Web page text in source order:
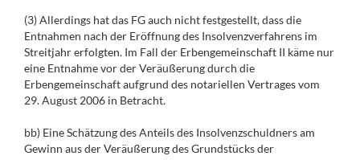
(3) Allerdings hat das FG auch nicht festgestellt, dass die
Entnahmen nach der Eröffnung des Insolvenzverfahrens im
Streitjahr erfolgten. Im Fall der Erbengemeinschaft II käme nur
eine Entnahme vor der Veräußerung durch die
Erbengemeinschaft aufgrund des notariellen Vertrages vom
29. August 2006 in Betracht.
bb) Eine Schätzung des Anteils des Insolvenzschuldners am
Gewinn aus der Veräußerung des Grundstücks der